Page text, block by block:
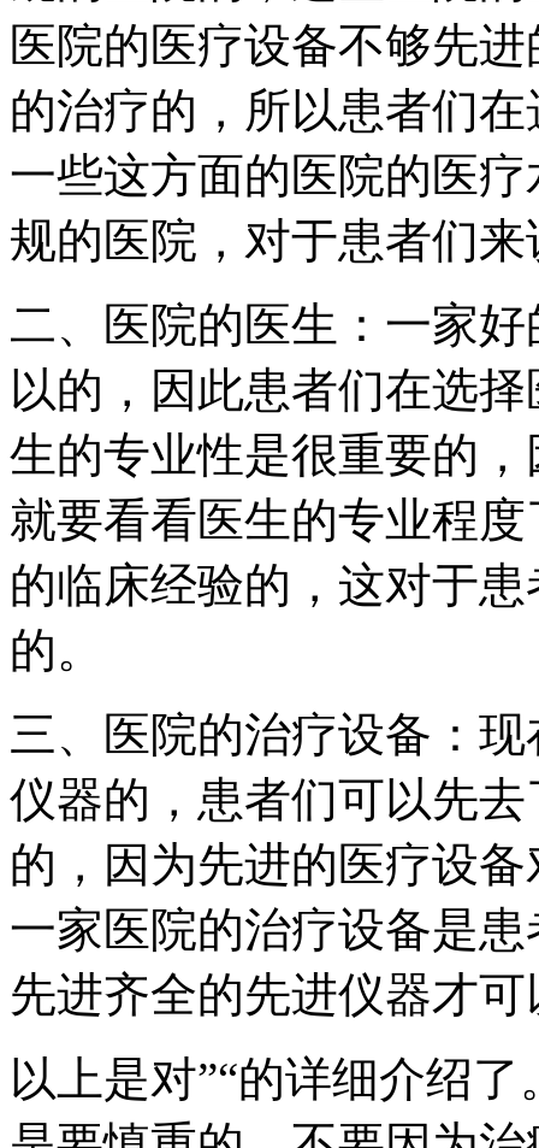
医院的医疗设备不够先
的治疗的，所以患者们
一些这方面的医院的医
规的医院，对于患者们
二、医院的医生：一家
以的，因此患者们在选
生的专业性是很重要的
就要看看医生的专业程
的临床经验的，这对于
的。
三、医院的治疗设备：
仪器的，患者们可以先
的，因为先进的医疗设
一家医院的治疗设备是
先进齐全的先进仪器才
以上是对”“的详细介绍